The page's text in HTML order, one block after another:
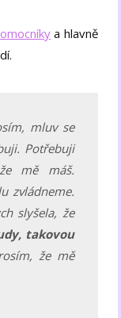
a hlavně
mluv se
Potřebuji
mě máš.
zvládneme.
slyšela, že
takovou
že mě